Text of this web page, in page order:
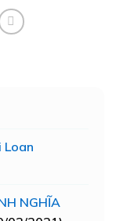
Loan
NGHĨA